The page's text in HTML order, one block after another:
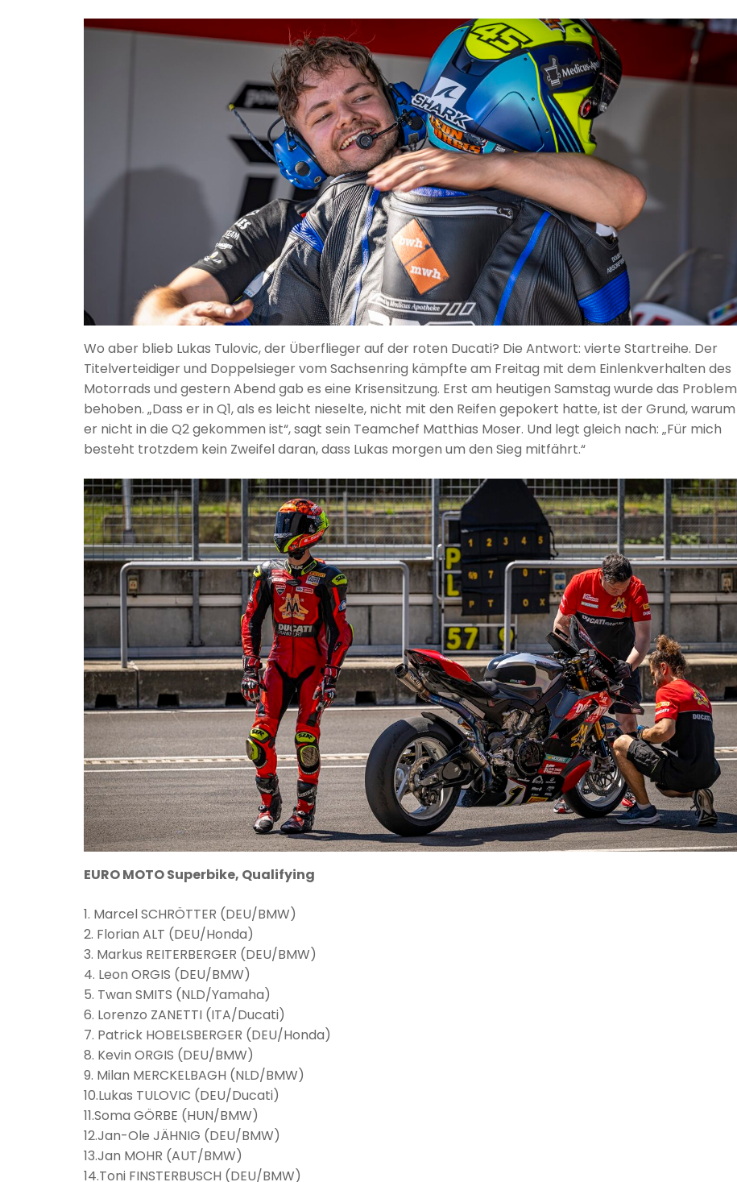
Wo aber blieb Lukas Tulovic, der Überflieger auf der roten Ducati? Die Antwort: vierte Startreihe. Der
Titelverteidiger und Doppelsieger vom Sachsenring kämpfte am Freitag mit dem Einlenkverhalten des
Motorrads und gestern Abend gab es eine Krisensitzung. Erst am heutigen Samstag wurde das Problem
behoben. „Dass er in Q1, als es leicht nieselte, nicht mit den Reifen gepokert hatte, ist der Grund, warum
er nicht in die Q2 gekommen ist“, sagt sein Teamchef Matthias Moser. Und legt gleich nach: „Für mich
besteht trotzdem kein Zweifel daran, dass Lukas morgen um den Sieg mitfährt.“
EURO MOTO Superbike, Qualifying
1. Marcel SCHRÖTTER (DEU/BMW)
2. Florian ALT (DEU/Honda)
3. Markus REITERBERGER (DEU/BMW)
4. Leon ORGIS (DEU/BMW)
5. Twan SMITS (NLD/Yamaha)
6. Lorenzo ZANETTI (ITA/Ducati)
7. Patrick HOBELSBERGER (DEU/Honda)
8. Kevin ORGIS (DEU/BMW)
9. Milan MERCKELBAGH (NLD/BMW)
10.Lukas TULOVIC (DEU/Ducati)
11.Soma GÖRBE (HUN/BMW)
12.Jan-Ole JÄHNIG (DEU/BMW)
13.Jan MOHR (AUT/BMW)
14.Toni FINSTERBUSCH (DEU/BMW)